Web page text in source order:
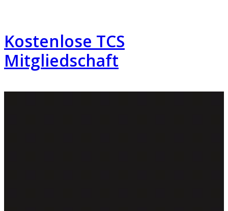
Kostenlose TCS
Mitgliedschaft